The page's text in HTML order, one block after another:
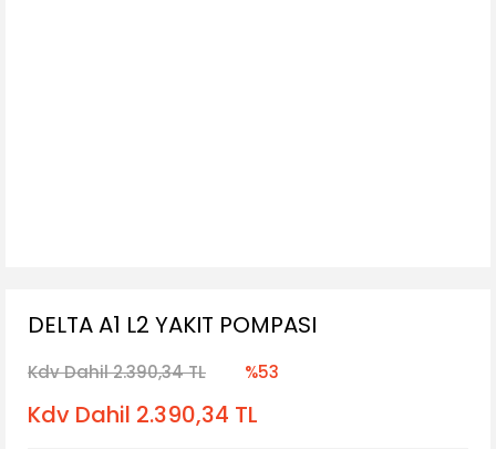
DELTA A1 L2 YAKIT POMPASI
Kdv Dahil 2.390,34 TL %53
Kdv Dahil 2.390,34 TL